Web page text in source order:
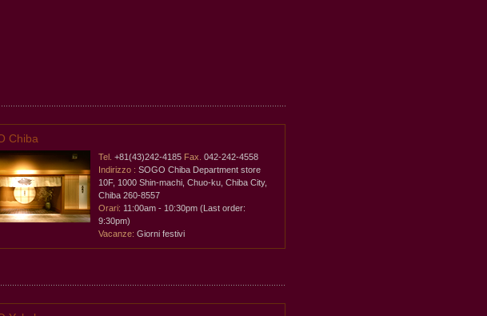
Chiba
Tel. +81(43)242-4185 Fax. 042-242-4558
Indirizzo : SOGO Chiba Department store
10F, 1000 Shin-machi, Chuo-ku, Chiba City,
Chiba 260-8557
Orari: 11:00am - 10:30pm (Last order:
9:30pm)
Vacanze: Giorni festivi